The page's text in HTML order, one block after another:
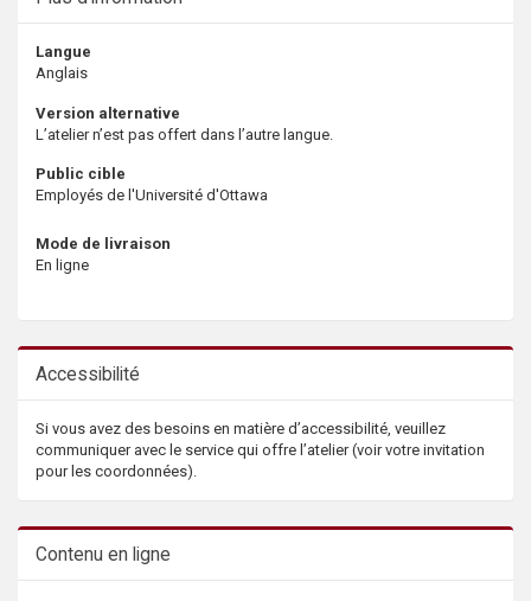
Langue
Anglais
Version alternative
L’atelier n’est pas offert dans l’autre langue.
Public cible
Employés de l'Université d'Ottawa
Mode de livraison
En ligne
Accessibilité
Si vous avez des besoins en matière d’accessibilité, veuillez
communiquer avec le service qui offre l’atelier (voir votre invitation
pour les coordonnées).
Contenu en ligne